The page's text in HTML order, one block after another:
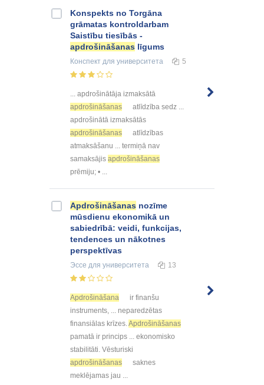
Konspekts no Torgāna
grāmatas kontroldarbam
Saistību tiesībās -
apdrošināšanas līgums
Конспект для университета 5
... apdrošinātāja izmaksātā
apdrošināšanas
atlīdzība sedz ...
apdrošinātā izmaksātās
apdrošināšanas
atlīdzības
atmaksāšanu ... termiņā nav
samaksājis apdrošināšanas
prēmiju; • ...
Apdrošināšanas nozīme
mūsdienu ekonomikā un
sabiedrībā: veidi, funkcijas,
tendences un nākotnes
perspektīvas
Эссе для университета 13
Apdrošināšana
ir finanšu
instruments, ... neparedzētas
finansiālas krīzes. Apdrošināšanas
pamatā ir princips ... ekonomisko
stabilitāti. Vēsturiski
apdrošināšanas
saknes
meklējamas jau ...